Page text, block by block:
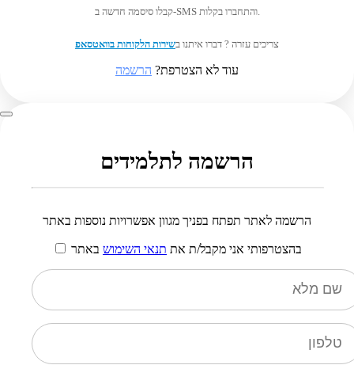
קבלו סיסמה חדשה ב-SMS והתחברו בקלות.
צריכים עזרה ? דברו איתנו בשירות הלקוחות בוואטסאפ
עוד לא הצטרפת? הרשמה
הרשמה לתלמידים
הרשמה לאתר תפתח בפניך מגוון אפשרויות נוספות באתר
בהצטרפותי אני מקבל/ת את תנאי השימוש באתר